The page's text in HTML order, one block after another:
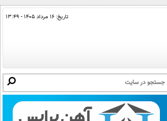
تاریخ: ۱۶ مرداد ۱۴۰۵ - ۱۳:۴۹